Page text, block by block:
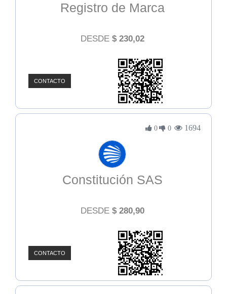
Registro de Marca
DESDE $ 230,02
CONTACTO
0 0 1694
Constitución SAS
DESDE $ 280,90
CONTACTO